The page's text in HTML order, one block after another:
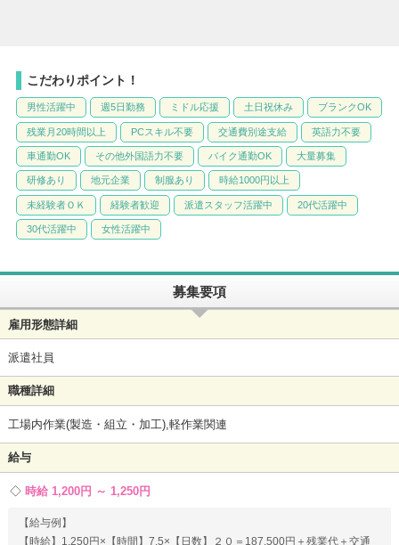
こだわりポイント！
男性活躍中 週5日勤務 ミドル応援 土日祝休み ブランクOK
残業月20時間以上 PCスキル不要 交通費別途支給 英語力不要
車通勤OK その他外国語力不要 バイク通勤OK 大量募集
研修あり 地元企業 制服あり 時給1000円以上
未経験者ＯＫ 経験者歓迎 派遣スタッフ活躍中 20代活躍中
30代活躍中 女性活躍中
募集要項
雇用形態詳細
派遣社員
職種詳細
工場内作業(製造・組立・加工),軽作業関連
給与
時給 1,200円 ～ 1,250円
【給与例】
【時給】1,250円×【時間】7.5×【日数】２０＝187,500円＋残業代＋交通